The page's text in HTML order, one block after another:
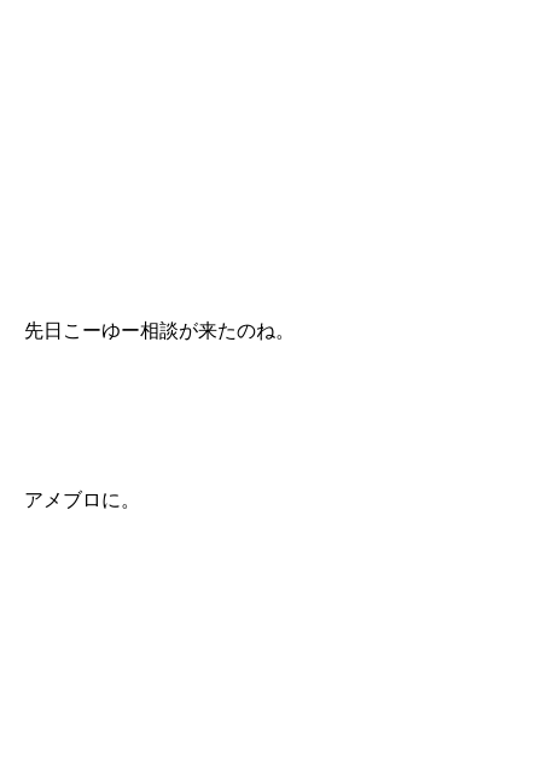
先日こーゆー相談が来たのね。
アメブロに。